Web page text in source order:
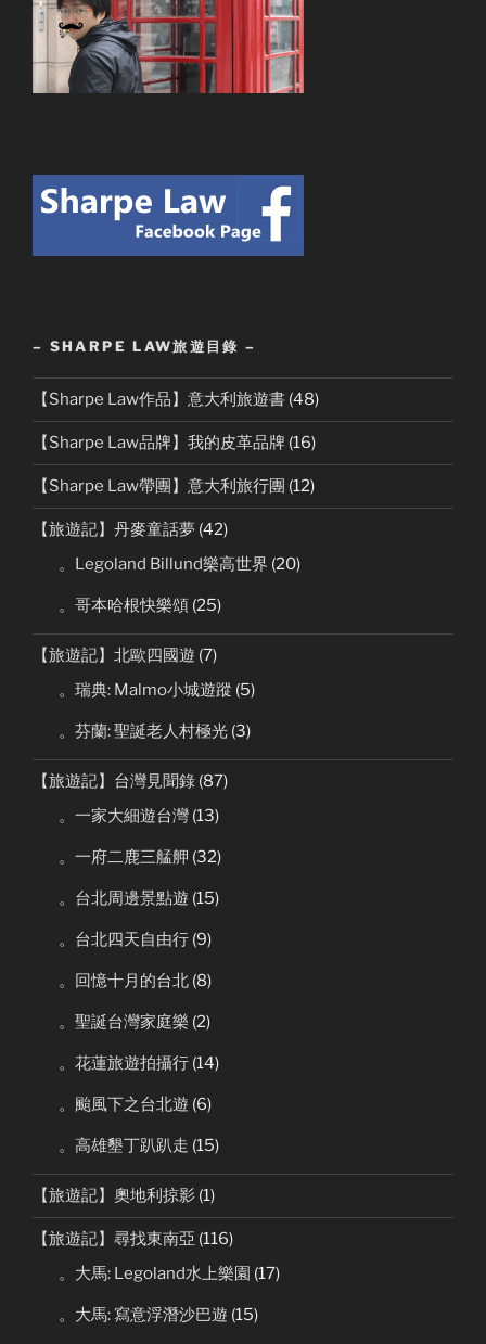
– SHARPE LAW旅遊目錄 –
【Sharpe Law作品】意大利旅遊書 (48)
【Sharpe Law品牌】我的皮革品牌 (16)
【Sharpe Law帶團】意大利旅行團 (12)
【旅遊記】丹麥童話夢 (42)
。Legoland Billund樂高世界 (20)
。哥本哈根快樂頌 (25)
【旅遊記】北歐四國遊 (7)
。瑞典: Malmo小城遊蹤 (5)
。芬蘭: 聖誕老人村極光 (3)
【旅遊記】台灣見聞錄 (87)
。一家大細遊台灣 (13)
。一府二鹿三艋舺 (32)
。台北周邊景點遊 (15)
。台北四天自由行 (9)
。回憶十月的台北 (8)
。聖誕台灣家庭樂 (2)
。花蓮旅遊拍攝行 (14)
。颱風下之台北遊 (6)
。高雄墾丁趴趴走 (15)
【旅遊記】奧地利掠影 (1)
【旅遊記】尋找東南亞 (116)
。大馬: Legoland水上樂園 (17)
。大馬: 寫意浮潛沙巴遊 (15)